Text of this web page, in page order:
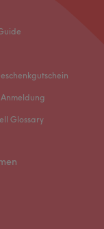
Glossary